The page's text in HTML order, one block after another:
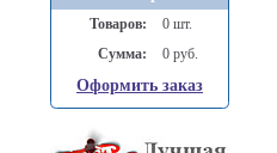
Товаров:
0 шт.
Сумма:
0 руб.
Оформить заказ